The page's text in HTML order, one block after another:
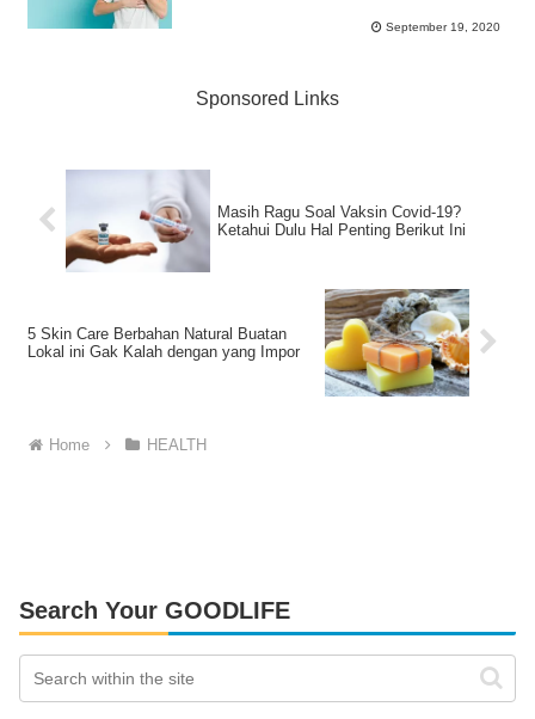
September 19, 2020
Sponsored Links
Masih Ragu Soal Vaksin Covid-19?
Ketahui Dulu Hal Penting Berikut Ini
5 Skin Care Berbahan Natural Buatan
Lokal ini Gak Kalah dengan yang Impor
Home HEALTH
Search Your GOODLIFE